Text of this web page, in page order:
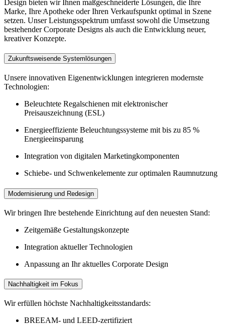
Design bieten wir Ihnen maßgeschneiderte Lösungen, die Ihre
Marke, Ihre Apotheke oder Ihren Verkaufspunkt optimal in Szene
setzen. Unser Leistungsspektrum umfasst sowohl die Umsetzung
bestehender Corporate Designs als auch die Entwicklung neuer,
kreativer Konzepte.
Zukunftsweisende Systemlösungen
Unsere innovativen Eigenentwicklungen integrieren modernste
Technologien:
Beleuchtete Regalschienen mit elektronischer
Preisauszeichnung (ESL)
Energieeffiziente Beleuchtungssysteme mit bis zu 85 %
Energieeinsparung
Integration von digitalen Marketingkomponenten
Schiebe- und Schwenkelemente zur optimalen Raumnutzung
Modernisierung und Redesign
Wir bringen Ihre bestehende Einrichtung auf den neuesten Stand:
Zeitgemäße Gestaltungskonzepte
Integration aktueller Technologien
Anpassung an Ihr aktuelles Corporate Design
Nachhaltigkeit im Fokus
Wir erfüllen höchste Nachhaltigkeitsstandards:
BREEAM- und LEED-zertifiziert